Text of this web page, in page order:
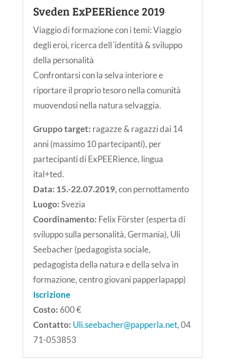
Sveden ExPEERience 2019
Viaggio di formazione con i temi: Viaggio
degli eroi, ricerca dell´identità & sviluppo
della personalità
Confrontarsi con la selva interiore e
riportare il proprio tesoro nella comunità
muovendosi nella natura selvaggia.
Gruppo target: ragazze & ragazzi dai 14
anni (massimo 10 partecipanti), per
partecipanti di ExPEERience, lingua
ital+ted.
Data: 15.-22.07.2019,con pernottamento
Luogo:Svezia
Coordinamento: Felix Förster (esperta di
sviluppo sulla personalità, Germania), Uli
Seebacher (pedagogista sociale,
pedagogista della natura e della selva in
formazione,centro giovani papperlapapp)
Iscrizione
Costo: 600 €
Contatto: Uli.seebacher@papperla.net,04
71-053853